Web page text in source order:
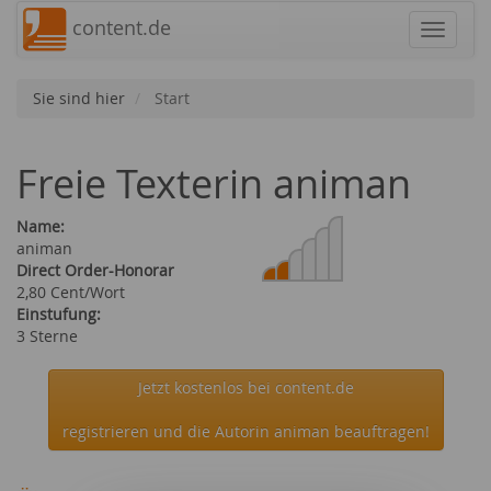
content.de
Sie sind hier Start
Freie Texterin animan
Name:
animan
Direct Order-Honorar
2,80 Cent/Wort
Einstufung:
3 Sterne
Jetzt kostenlos bei content.de
registrieren und die Autorin animan beauftragen!